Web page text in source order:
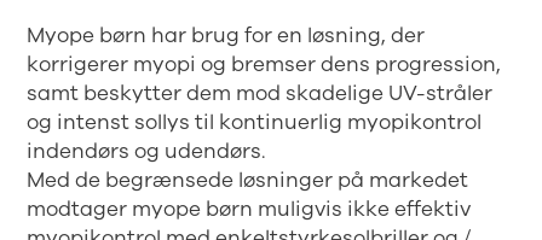
Myope børn har brug for en løsning, der
korrigerer myopi og bremser dens progression,
samt beskytter dem mod skadelige UV-stråler
og intenst sollys til kontinuerlig myopikontrol
indendørs og udendørs.
Med de begrænsede løsninger på markedet
modtager myope børn muligvis ikke effektiv